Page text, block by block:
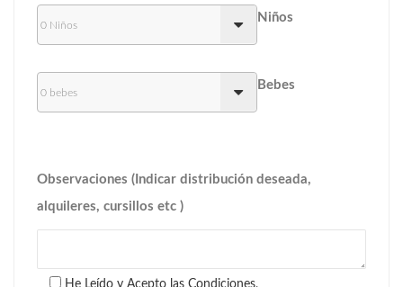
Niños
Bebes
Observaciones (Indicar distribución deseada,
alquileres, cursillos etc )
He Leído y Acepto las Condiciones,